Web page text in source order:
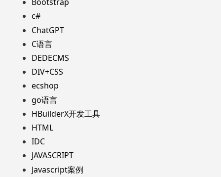
c#
ChatGPT
C语言
DEDECMS
DIV+CSS
ecshop
go语言
HBuilderX开发工具
HTML
IDC
JAVASCRIPT
Javascript案例